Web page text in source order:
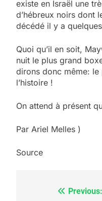
existe en Israël une
d’hébreux noirs dont
décédé il y a
Quoi qu’il en soit,
nuit le plus grand
dirons donc même:
l’histoire !
On attend à présent
Par Ariel Melles )
Source
NavigationPrevious:
5